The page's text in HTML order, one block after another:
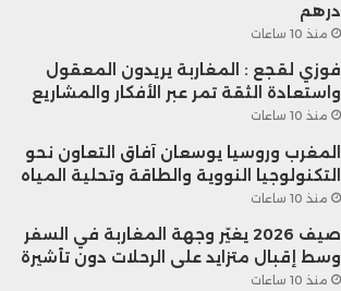
درهم
منذ 10 ساعات
فوزي لقجع : المغاربة يريدون المعقول
واستعادة الثقة تمر عبر الأفكار والمشاريع
منذ 10 ساعات
المغرب وروسيا يوسعان آفاق التعاون نحو
التكنولوجيا النووية والطاقة وتحلية المياه
منذ 10 ساعات
صيف 2026 يغيّر وجهة المغاربة في السفر
وسط إقبال متزايد على الرحلات دون تأشيرة
منذ 10 ساعات